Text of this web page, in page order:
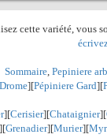
cette variété, vous
Sommaire, Pepiniere
][Pépiniere Gard][
][Cerisier][Chataignier][
][Grenadier][Murier][